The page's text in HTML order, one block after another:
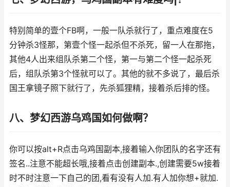
特别简单的壹个FB啊，一般一队杀就行了，重点难度在5
分钟杀3怪那，第壹个怪一起杀但不杀死，留一人在那拖，
其他4人出来组队杀第二个怪，第一与第二个怪一起杀死
后，组队杀第3个怪就可以了。其他的就不多说了，最后杀
国王拿镜子照下就行了，先杀狐狸精，接着杀后排的怪。
八、梦幻西游乌鸡国如何做啊？
你可以按alt+R点击乌鸡国副本,接着输入你团队的名字还有
签名..注意不能超长哦,接着点击创建副本.,创建需要5w接着
时不时注意一下自己的团,看有没有人加.有人加你想+就加.